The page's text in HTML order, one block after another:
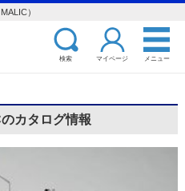
）
検索 マイページ メニュー
カタログ情報